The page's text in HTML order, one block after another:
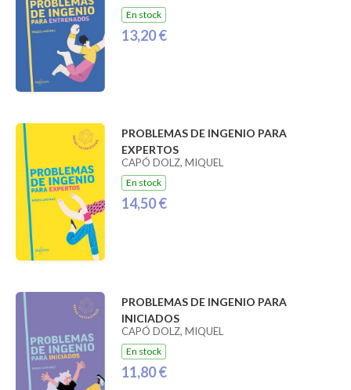
En stock
13,20 €
PROBLEMAS DE INGENIO PARA
EXPERTOS
CAPÓ DOLZ, MIQUEL
En stock
14,50 €
PROBLEMAS DE INGENIO PARA
INICIADOS
CAPÓ DOLZ, MIQUEL
En stock
11,80 €